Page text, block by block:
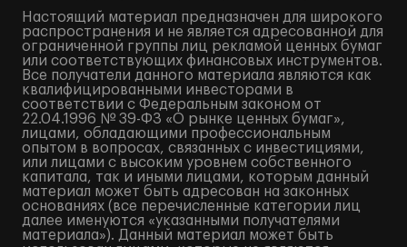
Настоящий материал предназначен для широкого
распространения и не является адресованной для
ограниченной группы лиц рекламой ценных бумаг
или соответствующих финансовых инструментов.
Все получатели данного материала являются как
квалифицированными инвесторами в
соответствии с Федеральным законом от
22.04.1996 № 39-ФЗ «О рынке ценных бумаг»,
лицами, обладающими профессиональным
опытом в вопросах, связанных с инвестициями,
или лицами с высоким уровнем собственного
капитала, так и иными лицами, которым данный
материал может быть адресован на законных
основаниях (все перечисленные категории лиц
далее именуются «указанными получателями
материала»). Данный материал может быть